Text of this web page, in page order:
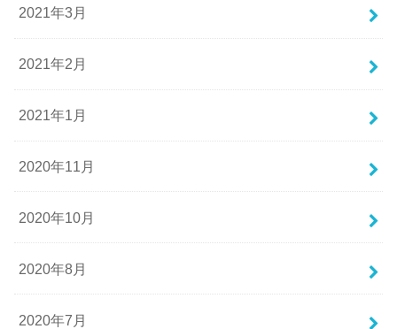
2021年3月
2021年2月
2021年1月
2020年11月
2020年10月
2020年8月
2020年7月